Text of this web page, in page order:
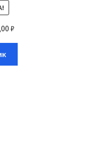
₽